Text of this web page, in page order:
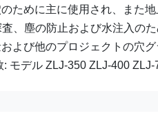
ために主に使用され、また
、塵の防止および水注入の
よび他のプロジェクトの穴グ
モデル ZLJ-350 ZLJ-400 ZLJ-